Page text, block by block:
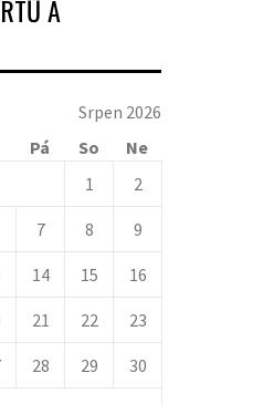
A
Srpen 2026
Pá So
Ne
1
2
7 8 9
14 15 16
21 22 23
28 29 30